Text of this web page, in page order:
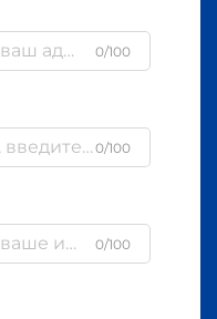
0/100
0/100
0/100